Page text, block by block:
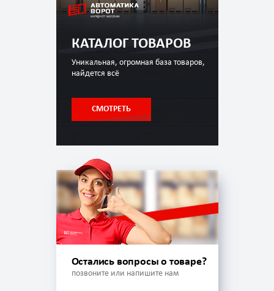
КАТАЛОГ ТОВАРОВ
Уникальная, огромная база товаров,
найдется всё
СМОТРЕТЬ
Остались вопросы о товаре?
позвоните или напишите нам